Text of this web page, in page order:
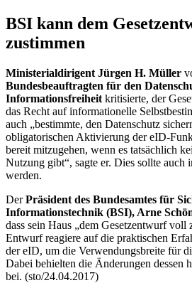
BSI kann dem
zustimmen
Ministerialdirigent Jürgen H. Müller
Bundesbeauftragten für den
Informationsfreiheit kritisierte, der
das Recht auf informationelle
auch „bestimmte, den Datenschutz
obligatorischen Aktivierung der eID-
bereit mitzugehen, wenn es tatsächlich
Nutzung gibt“, sagte er. Dies sollte auch
werden.
DerPräsident des Bundesamtes für
Informationstechnik (BSI), Arne
dass sein Haus „dem Gesetzentwurf voll
Entwurf reagiere auf die praktischen
der eID, um die Verwendungsbreite für
Dabei behielten die Änderungen dessen
bei. (sto/24.04.2017)